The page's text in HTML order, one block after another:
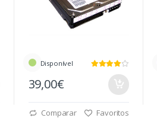
Disponível
39,00€
Comparar Favoritos